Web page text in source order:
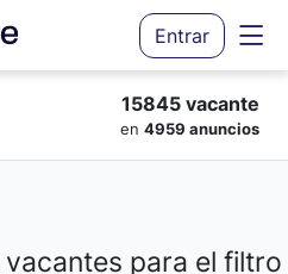
Entrar
15845 vacante
en 4959 anuncios
para el filtro